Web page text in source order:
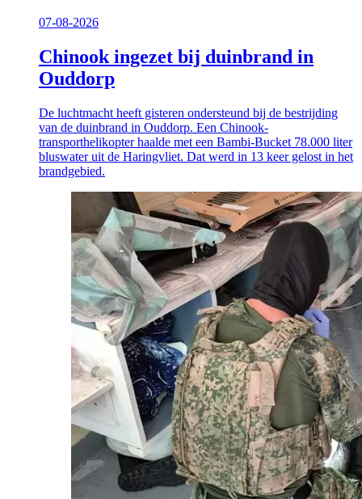
07-08-2026
Chinook ingezet bij duinbrand in
Ouddorp
De luchtmacht heeft gisteren ondersteund bij de bestrijding
van de duinbrand in Ouddorp. Een Chinook-
transporthelikopter haalde met een Bambi-Bucket 78.000 liter
bluswater uit de Haringvliet. Dat werd in 13 keer gelost in het
brandgebied.